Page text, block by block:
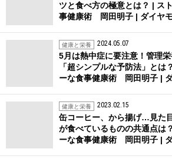
ツと食べ方の極意とは？ | ス
事健康術 岡田明子 | ダイヤ
健康と栄養 2024.05.07
5月は熱中症に要注意！管理
「超シンプルな予防法」とは
ーな食事健康術 岡田明子 |
健康と栄養 2023.02.15
缶コーヒー、から揚げ…見た
が食べているものの共通点は
ーな食事健康術 岡田明子 |